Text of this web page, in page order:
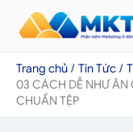
dungTrang chủ Tin Tức
03 CÁCH DỄ NHƯ ĂN
CHUẨN TỆP